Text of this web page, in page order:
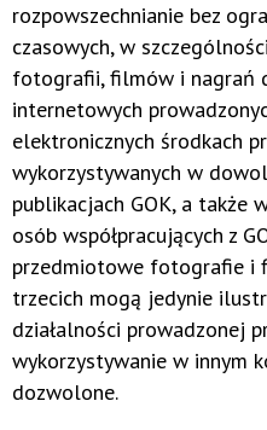
rozpowszechnianie bez
czasowych, w
fotografii, filmów i nagrań
internetowych
elektronicznych środkach
wykorzystywanych w
publikacjach GOK, a także
osób współpracujących z
przedmiotowe fotografie i
trzecich mogą jedynie
działalności prowadzonej
wykorzystywanie w innym
dozwolone.